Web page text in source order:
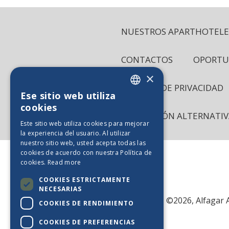
NUESTROS
CONTACTOS
POLÍTICA DE PRIVACIDAD
RESOLUCIÓN
©2026, Alfagar
FR_BE
×
Ese sitio web utiliza
cookies
Este sitio web utiliza cookies para mejorar
la experiencia del usuario. Al utilizar
nuestro sitio web, usted acepta todas las
cookies de acuerdo con nuestra Política de
cookies. Read more
COOKIES ESTRICTAMENTE
NECESARIAS
COOKIES DE RENDIMIENTO
COOKIES DE PREFERENCIAS